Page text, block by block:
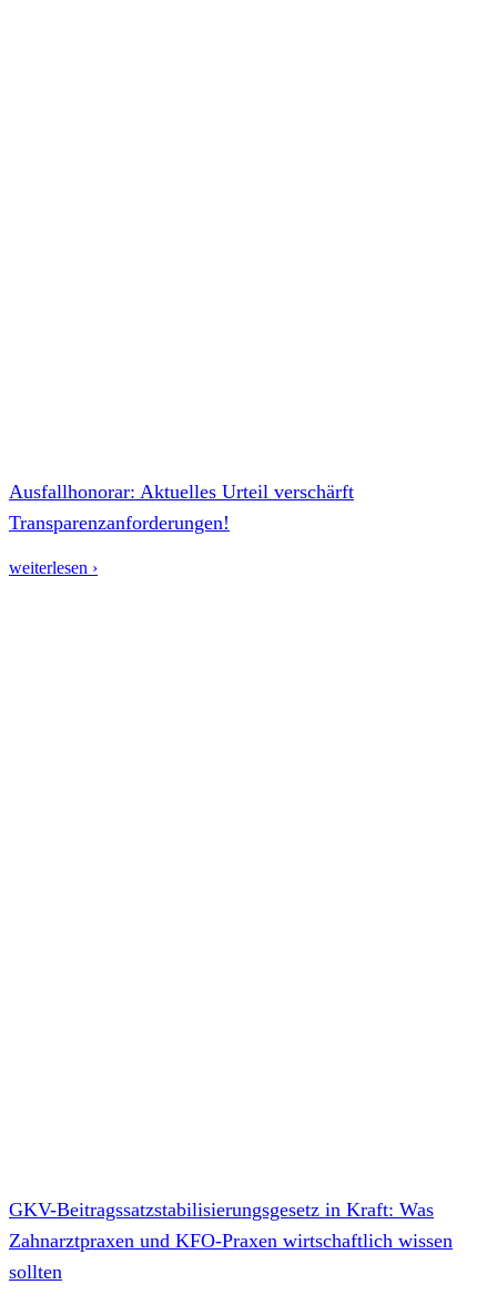
Ausfallhonorar: Aktuelles Urteil verschärft
Transparenzanforderungen!
weiterlesen ›
GKV-Beitragssatzstabilisierungsgesetz in Kraft: Was
Zahnarztpraxen und KFO-Praxen wirtschaftlich wissen
sollten